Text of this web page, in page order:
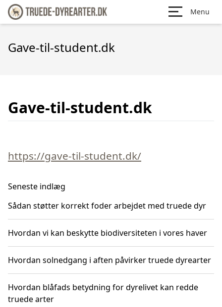
Menu
Gave-til-student.dk
Gave-til-student.dk
https://gave-til-student.dk/
Seneste indlæg
Sådan støtter korrekt foder arbejdet med truede dyr
Hvordan vi kan beskytte biodiversiteten i vores haver
Hvordan solnedgang i aften påvirker truede dyrearter
Hvordan blåfads betydning for dyrelivet kan redde
truede arter